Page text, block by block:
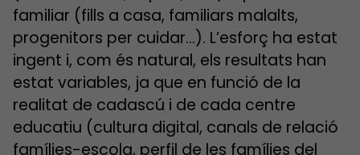
familiar (fills a casa, familiars malalts,
progenitors per cuidar…). L’esforç ha estat
ingent i, com és natural, els resultats han
estat variables, ja que en funció de la
realitat de cadascú i de cada centre
educatiu (cultura digital, canals de relació
famílies-escola, perfil de les famílies del